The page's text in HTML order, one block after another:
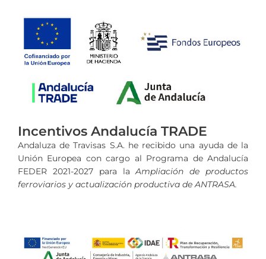
Incentivos Andalucía TRADE
Andaluza de Travisas S.A. he recibido una ayuda de la
Unión Europea con cargo al Programa de Andalucía
FEDER 2021-2027 para laAmpliación de productos
ferroviarios y actualización productiva de ANTRASA.